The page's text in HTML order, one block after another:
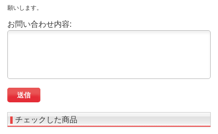
願いします。
お問い合わせ内容:
チェックした商品